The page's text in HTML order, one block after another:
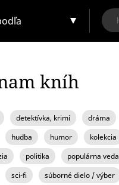
kníh
detektívka, krimi dráma
hudba humor kolekcia
politika populárna veda
sci-fi súborné dielo / výber